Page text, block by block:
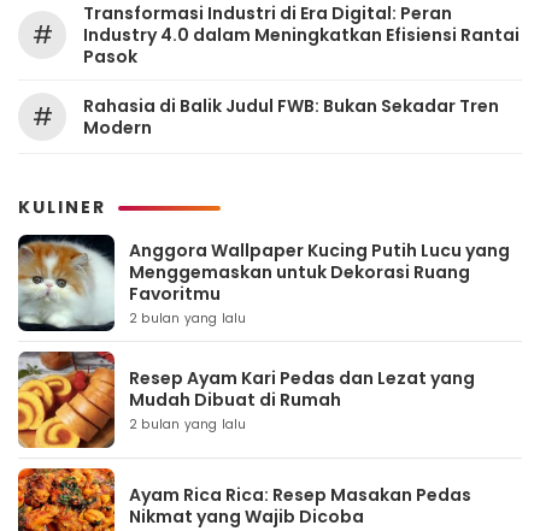
#
Transformasi Industri di Era Digital: Peran
Industry 4.0 dalam Meningkatkan Efisiensi Rantai
Pasok
#
Rahasia di Balik Judul FWB: Bukan Sekadar Tren
Modern
KULINER
Anggora Wallpaper Kucing Putih Lucu yang
Menggemaskan untuk Dekorasi Ruang
Favoritmu
2 bulan yang lalu
Resep Ayam Kari Pedas dan Lezat yang
Mudah Dibuat di Rumah
2 bulan yang lalu
Ayam Rica Rica: Resep Masakan Pedas
Nikmat yang Wajib Dicoba